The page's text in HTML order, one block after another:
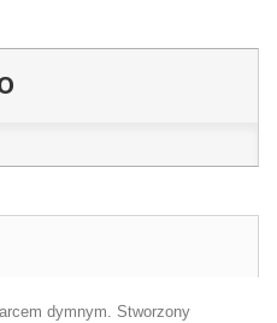
dymnym. Stworzony